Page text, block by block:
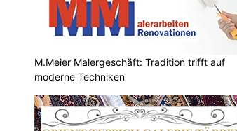
M.Meier Malergeschäft: Tradition trifft auf
moderne Techniken